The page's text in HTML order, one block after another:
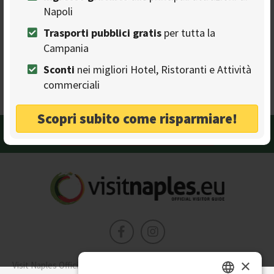
Napoli
Trasporti pubblici gratis per tutta la
Campania
Sconti nei migliori Hotel, Ristoranti e Attività
commerciali
Scopri subito come risparmiare!
Caffè dell'Epoca - Peppe Spritz
CAFFÈ
Location ideale per un aperitivo
Hai un attività? Diventa partner
Visit Naples Official è la guida della città di Napoli. Scopri cosa fare
×